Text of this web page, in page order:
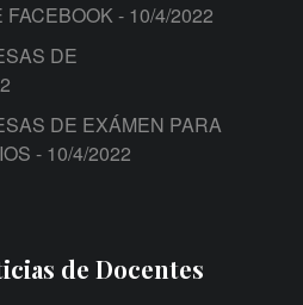
FACEBOOK - 10/4/2022
DE
DE EXÁMEN PARA
- 10/4/2022
de Docentes